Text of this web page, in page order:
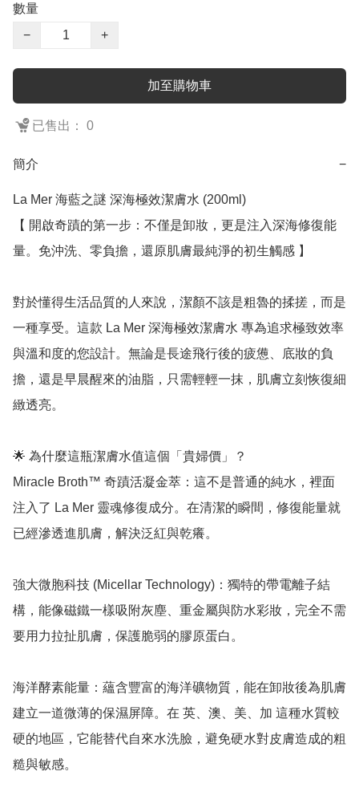
數量
−
+
加至購物車
已售出： 0
簡介 −
La Mer 海藍之謎 深海極效潔膚水 (200ml)
【 開啟奇蹟的第一步：不僅是卸妝，更是注入深海修復能
量。免沖洗、零負擔，還原肌膚最純淨的初生觸感 】
對於懂得生活品質的人來說，潔顏不該是粗魯的揉搓，而是
一種享受。這款 La Mer 深海極效潔膚水 專為追求極致效率
與溫和度的您設計。無論是長途飛行後的疲憊、底妝的負
擔，還是早晨醒來的油脂，只需輕輕一抹，肌膚立刻恢復細
緻透亮。
🌟 為什麼這瓶潔膚水值這個「貴婦價」？
Miracle Broth™ 奇蹟活凝金萃：這不是普通的純水，裡面
注入了 La Mer 靈魂修復成分。在清潔的瞬間，修復能量就
已經滲透進肌膚，解決泛紅與乾癢。
強大微胞科技 (Micellar Technology)：獨特的帶電離子結
構，能像磁鐵一樣吸附灰塵、重金屬與防水彩妝，完全不需
要用力拉扯肌膚，保護脆弱的膠原蛋白。
海洋酵素能量：蘊含豐富的海洋礦物質，能在卸妝後為肌膚
建立一道微薄的保濕屏障。在 英、澳、美、加 這種水質較
硬的地區，它能替代自來水洗臉，避免硬水對皮膚造成的粗
糙與敏感。